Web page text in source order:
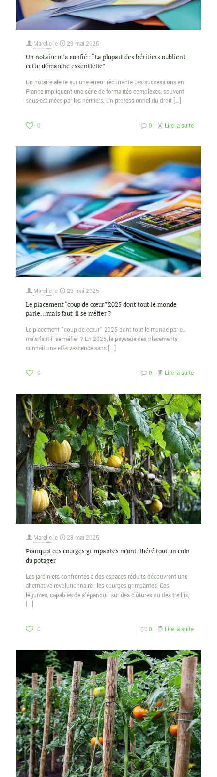
Marelle le 29 mai 2025
Un notaire m’a confié : “La plupart des héritiers oublient
cette démarche essentielle”
Un notaire alerte sur une erreur récurrente Les successions en
France impliquent une série de formalités complexes, souvent
sous-estimées par les héritiers. Un professionnel du droit […]
0 0 Lire la suite
Marelle le 29 mai 2025
Le placement “coup de cœur” 2025 dont tout le monde
parle… mais faut-il se méfier ?
Le placement “coup de cœur” 2025 dont tout le monde parle…
mais faut-il se méfier ? En 2025, le paysage des placements
connaît une effervescence sans […]
0 0 Lire la suite
Marelle le 28 mai 2025
Pourquoi ces courges grimpantes m’ont libéré tout un coin
du potager
Les jardiniers confrontés à des espaces réduits découvrent une
alternative révolutionnaire : les courges grimpantes. Ces
légumes, capables de s’épanouir sur des clôtures ou des treillis,
[…]
0 0 Lire la suite